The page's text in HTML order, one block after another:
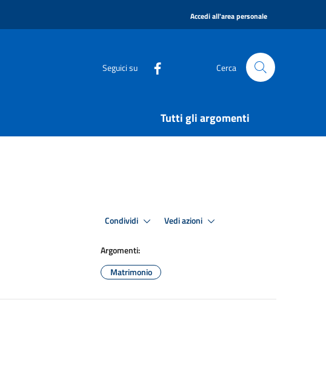
Accedi all'area personale
Seguici su Cerca
Tutti gli argomenti
Condividi Vedi azioni
Argomenti:
Matrimonio